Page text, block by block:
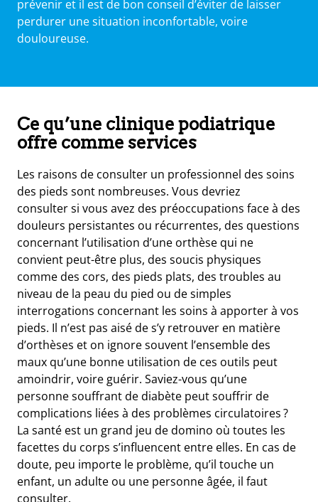
prévenir et il est de bon conseil d’éviter de laisser
perdurer une situation inconfortable, voire
douloureuse.
Ce qu’une clinique podiatrique
offre comme services
Les raisons de consulter un professionnel des soins
des pieds sont nombreuses. Vous devriez
consulter si vous avez des préoccupations face à des
douleurs persistantes ou récurrentes, des questions
concernant l’utilisation d’une orthèse qui ne
convient peut-être plus, des soucis physiques
comme des cors, des pieds plats, des troubles au
niveau de la peau du pied ou de simples
interrogations concernant les soins à apporter à vos
pieds. Il n’est pas aisé de s’y retrouver en matière
d’orthèses et on ignore souvent l’ensemble des
maux qu’une bonne utilisation de ces outils peut
amoindrir, voire guérir. Saviez-vous qu’une
personne souffrant de diabète peut souffrir de
complications liées à des problèmes circulatoires ?
La santé est un grand jeu de domino où toutes les
facettes du corps s’influencent entre elles. En cas de
doute, peu importe le problème, qu’il touche un
enfant, un adulte ou une personne âgée, il faut
consulter.